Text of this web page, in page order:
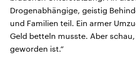
Drogenabhängige, geistig
und Familien teil. Ein armer
Geld betteln musste. Aber
geworden ist.“